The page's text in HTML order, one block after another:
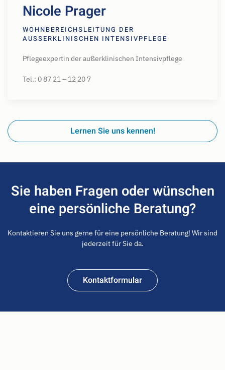
Nicole Prager
WOHNBEREICHSLEITUNG DER
AUSSERKLINISCHEN INTENSIVPFLEGE
Pflegeexpertin der außerklinischen Intensivpflege
Tel.: 0 87 21 – 12 20 7
Lernen Sie uns kennen!
Sie haben Fragen oder wünschen
eine persönliche Beratung?
Kontaktieren Sie uns gerne für eine persönliche Beratung! Wir sind
jederzeit für Sie da.
Kontaktformular